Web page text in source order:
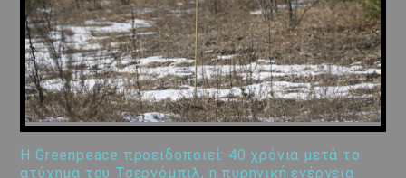
Η Greenpeace προειδοποιεί: 40 χρόνια μετά το
ατύχημα του Τσερνόμπιλ, η πυρηνική ενέργεια